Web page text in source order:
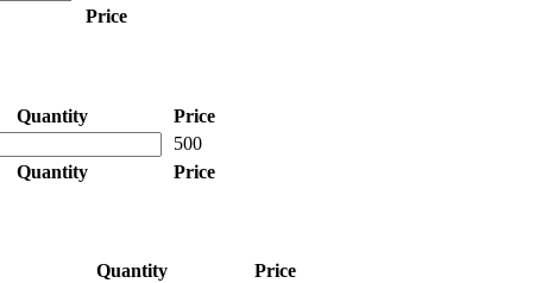
Price
Quantity
Price
500
Quantity Price
Quantity
Price